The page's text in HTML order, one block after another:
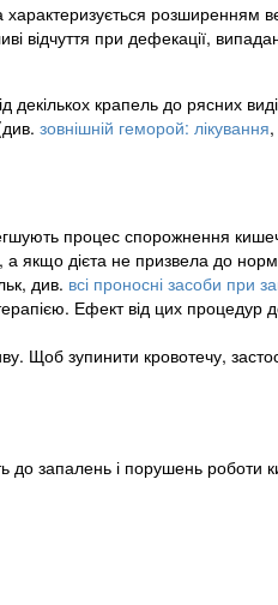
розширенням
відчуття при дефекації,
декількох крапель до рясних
зовнішній геморой: лікування,
процес спорожнення
дієта не призвела до
див. всі проносні засоби при
Ефект від цих процедур
Щоб зупинити кровотечу,
до запалень і порушень роботи